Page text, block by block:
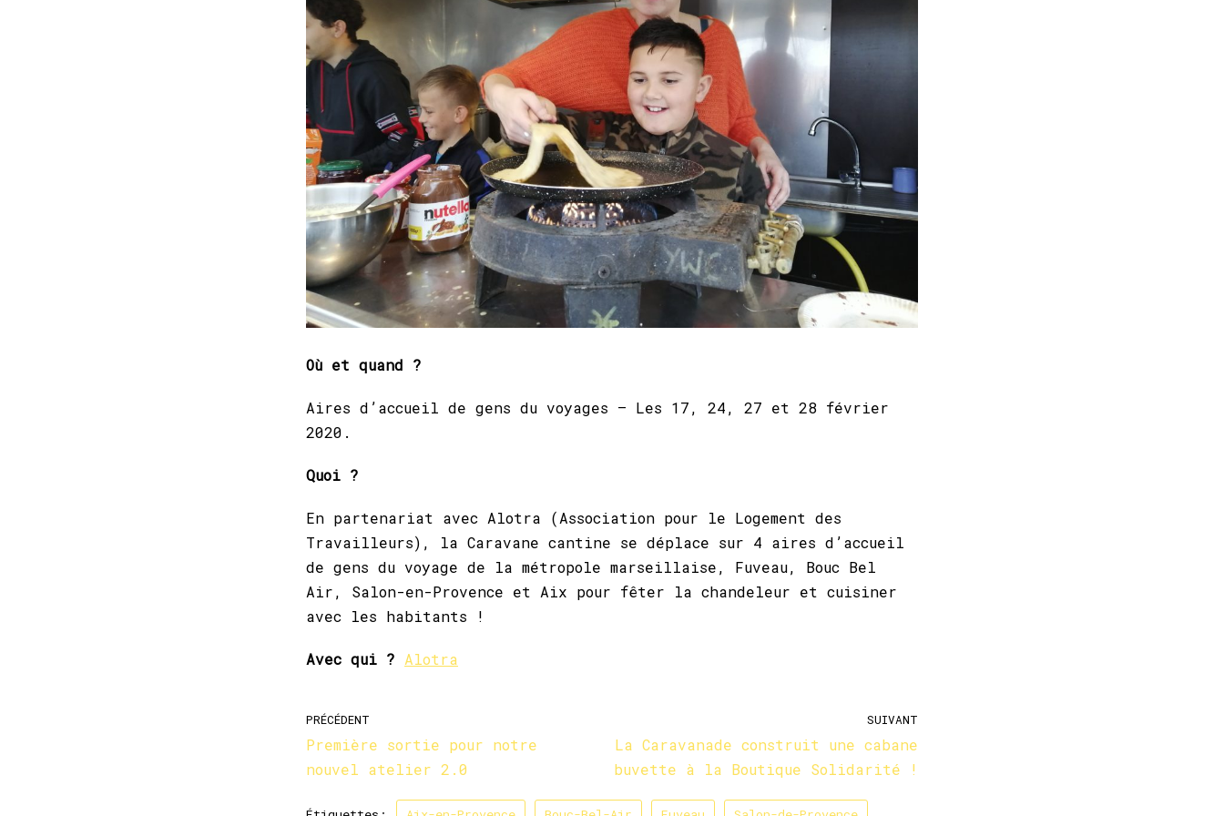
Où et quand ?
Aires d’accueil de gens du voyages – Les 17, 24, 27 et 28 février
2020.
Quoi ?
En partenariat avec Alotra (Association pour le Logement des
Travailleurs), la Caravane cantine se déplace sur 4 aires d’accueil
de gens du voyage de la métropole marseillaise, Fuveau, Bouc Bel
Air, Salon-en-Provence et Aix pour fêter la chandeleur et cuisiner
avec les habitants !
Avec qui ? Alotra
PRÉCÉDENT
Première sortie pour notre
nouvel atelier 2.0
SUIVANT
La Caravanade construit une cabane
buvette à la Boutique Solidarité !